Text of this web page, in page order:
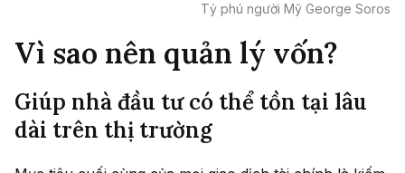
Tỷ phú người Mỹ George Soros
Vì sao nên quản lý vốn?
Giúp nhà đầu tư có thể tồn tại lâu
dài trên thị trường